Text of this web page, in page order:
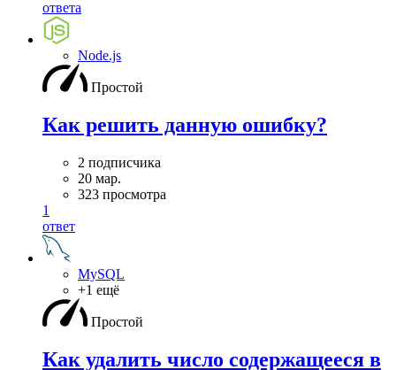
ответа
Node.js
Простой
Как решить данную ошибку?
2 подписчика
20 мар.
323 просмотра
1
ответ
MySQL
+1 ещё
Простой
Как удалить число содержащееся в